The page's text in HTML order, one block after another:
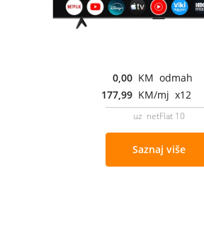
0,00 KM odmah
177,99 KM/mj x12
uz netFlat 10
Saznaj više